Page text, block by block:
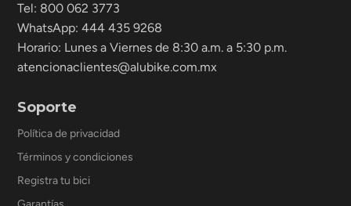
Tel: 800 062 3773
WhatsApp: 444 435 9268
Horario: Lunes a Viernes de 8:30 a.m. a 5:30 p.m.
atencionaclientes@alubike.com.mx
Soporte
Política de privacidad
Términos y condiciones
Registra tu bici